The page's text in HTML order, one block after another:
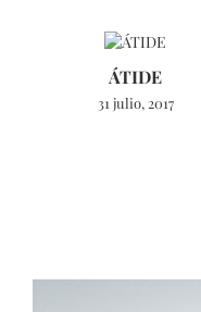
ÁTIDE
31 julio, 2017